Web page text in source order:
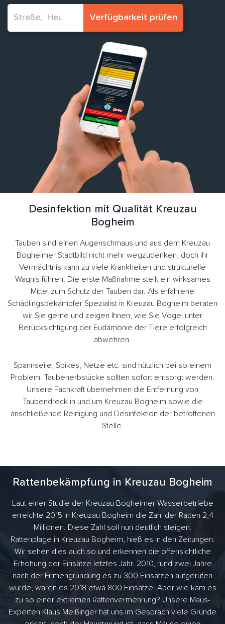
Verfügbarkeit prüfen
Desinfektion mit Qualität Kreuzau
Bogheim
Tauben sind einen Augenschmaus und aus dem Kreuzau
Bogheimer Stadtbild nicht mehr wegzudenken, doch ihr
Vermächtnis kann zu viele Krankheiten und strukturelle
Wagnis führen. Die erste Maßnahme stellt ein wirksames
Mittel zum Schutz der Tauben dar. Als erfahrene
Schädlingsbekämpfer Spezialist in Kreuzau Bogheim beraten
wir Sie gerne und zeigen Ihnen, wie Sie Vögel unter
Berücksichtigung der Eudämonie der Tiere erfolgreich
abwehren.
Spannseile, Spikes, Netze etc. sind nützlich bei so einem
Problem. Taubenerbstücke sollten sofort entsorgt werden.
Unsere Fachkraft übernehmen die Entfernung von
Taubendreck in und um Kreuzau Bogheim sowie die
anschließende Reinigung und Desinfektion der betroffenen
Stelle.
Rattenbekämpfung in Kreuzau Bogheim
Laut einer Studie der Kreuzau Bogheimer Wasserbetriebe
erreichte 2015 in Kreuzau Bogheim die Zahl der Ratten 2,4
Millionen. Diese Zahl soll nun deutlich steigen.
Rattenplage in Kreuzau Bogheim, hieß es in den Zeitungen.
Wir sehen dies auch so und erkennen die offensichtliche
Erhöhung der Einsätze letztes Jahr. 2010, rund zwei Jahre
nach der Firmengründung es zu 300 Einsätzen aufgerufen
wurde, waren es 2018 etwa 800 Einsätze. Aber wie kam es
zu so einer extremen Rattenvermehrung? Unsere Maus-
Experten Klaus Meißinger hat uns im Gespräch viele Gründe